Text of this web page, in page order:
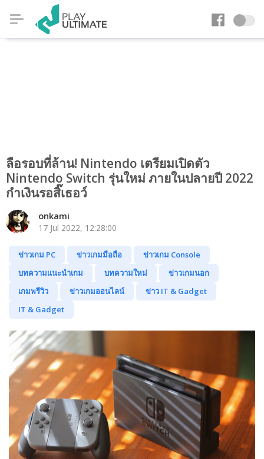
ลือรอบที่ล้าน! Nintendo เตรียมเปิดตัว
Nintendo Switch รุ่นใหม่ ภายในปลายปี 2022
กำเงินรอสิ๊เธอว์
onkami
17 Jul 2022, 12:28:00
ข่าวเกม PC ข่าวเกมมือถือ
ข่าวเกม Console
บทความแนะนำเกม
บทความใหม่
ข่าวเกมนอก
เกมพรีวิว
ข่าวเกมออนไลน์
ข่าว IT & Gadget
IT & Gadget